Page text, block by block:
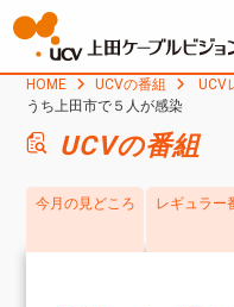
HOME UCVの番組 UCV
うち上田市で５人が感染
UCVの番組
今月の見どころ レギュラー